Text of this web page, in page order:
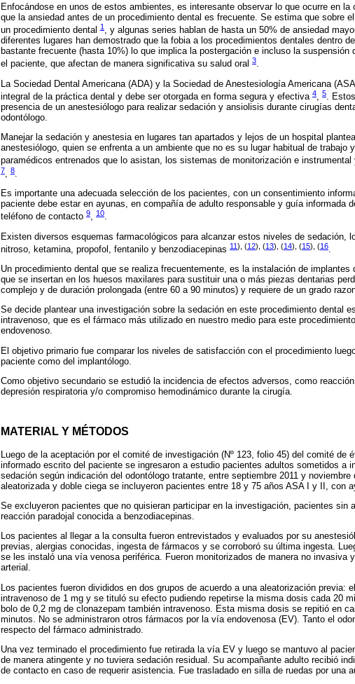
Enfocándose en unos de estos ambientes, es interesante observar lo que ocurre en
que la ansiedad antes de un procedimiento dental es frecuente. Se estima que sobre
un procedimiento dental
1 , y algunas series hablan de hasta un 50% de ansiedad
diferentes lugares han demostrado que la fobia a los procedimientos dentales dentro
bastante frecuente (hasta 10%) lo que implica la postergación e incluso la
el paciente, que afectan de manera significativa su salud oral 3.
La Sociedad Dental Americana (ADA) y la Sociedad de Anestesiología Americana
integral de la práctica dental y debe ser otorgada en forma segura y efectiva 4 5
.
presencia de un anestesiólogo para realizar sedación y ansiolisis durante cirugías
odontólogo.
Manejar la sedación y anestesia en lugares tan apartados y lejos de un hospital
anestesiólogo, quien se enfrenta a un ambiente que no es su lugar habitual de trabajo
paramédicos entrenados que lo asistan, los sistemas de monitorización e
7 8
Es importante una adecuada selección de los pacientes, con un consentimiento
paciente debe estar en ayunas, en compañía de adulto responsable y guía informada
teléfono de contacto 9, 10.
Existen diversos esquemas farmacológicos para alcanzar estos niveles de sedación,
nitroso, ketamina, propofol, fentanilo y benzodiacepinas 11), (12), (13), (14), (15), (16.
Un procedimiento dental que se realiza frecuentemente, es la instalación de
que se insertan en los huesos maxilares para sustituir una o más piezas dentarias
complejo y de duración prolongada (entre 60 a 90 minutos) y requiere de un grado
Se decide plantear una investigación sobre la sedación en este procedimiento dental
intravenoso, que es el fármaco más utilizado en nuestro medio para este
endovenoso.
El objetivo primario fue comparar los niveles de satisfacción con el procedimiento
paciente como del implantólogo.
Como objetivo secundario se estudió la incidencia de efectos adversos, como
depresión respiratoria y/o compromiso hemodinámico durante la cirugía.
MATERIAL Y MÉTODOS
Luego de la aceptación por el comité de investigación (Nº 123, folio 45) del comité de
informado escrito del paciente se ingresaron a estudio pacientes adultos sometidos a
sedación según indicación del odontólogo tratante, entre septiembre 2011 y
aleatorizada y doble ciega se incluyeron pacientes entre 18 y 75 años ASA I y II, con
Se excluyeron pacientes que no quisieran participar en la investigación, pacientes sin
reacción paradojal conocida a benzodiacepinas.
Los pacientes al llegar a la consulta fueron entrevistados y evaluados por su
previas, alergias conocidas, ingesta de fármacos y se corroboró su última ingesta.
se les instaló una vía venosa periférica. Fueron monitorizados de manera no invasiva
arterial.
Los pacientes fueron divididos en dos grupos de acuerdo a una aleatorización previa:
intravenoso de 1 mg y se tituló su efecto pudiendo repetirse la misma dosis cada 20
bolo de 0,2 mg de clonazepam también intravenoso. Esta misma dosis se repitió en
minutos. No se administraron otros fármacos por la vía endovenosa (EV). Tanto el
respecto del fármaco administrado.
Una vez terminado el procedimiento fue retirada la vía EV y luego se mantuvo al
de manera atingente y no tuviera sedación residual. Su acompañante adulto recibió
de contacto en caso de requerir asistencia. Fue trasladado en silla de ruedas por una